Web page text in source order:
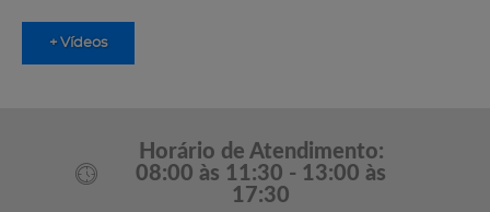
+ Vídeos
Horário de Atendimento:
08:00 às 11:30 - 13:00 às
17:30